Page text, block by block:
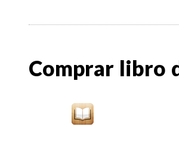
Comprar libro